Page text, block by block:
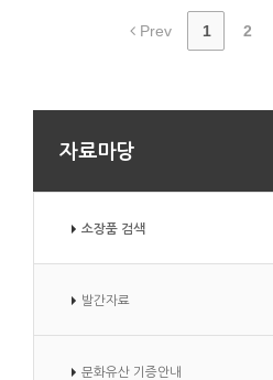
Prev 1 2
자료마당
소장품 검색
발간자료
문화유산 기증안내